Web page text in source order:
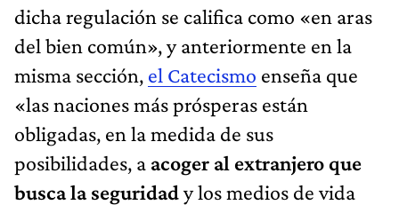
dicha regulación se califica como «en aras
del bien común», y anteriormente en la
misma sección, el Catecismo enseña que
«las naciones más prósperas están
obligadas, en la medida de sus
posibilidades, a acoger al extranjero que
busca la seguridady los medios de vida